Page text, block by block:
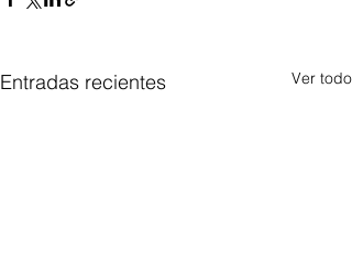
Entradas recientes Ver todo